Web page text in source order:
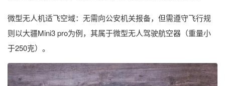
微型无人机适飞空域：无需向公安机关报备，但需遵守飞行规
则以大疆Mini3 pro为例，其属于微型无人驾驶航空器（重量小
于250克）。